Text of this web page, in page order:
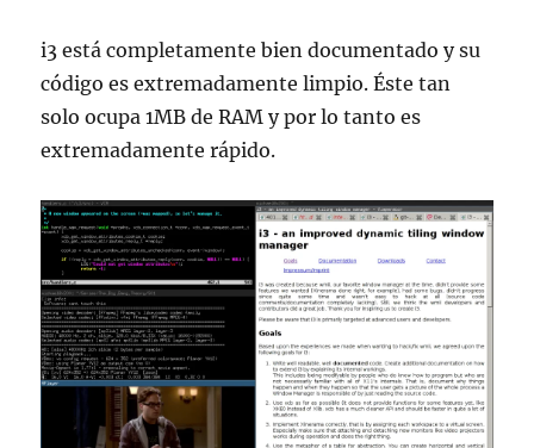
i3 está completamente bien documentado y su
código es extremadamente limpio. Éste tan
solo ocupa 1MB de RAM y por lo tanto es
extremadamente rápido.